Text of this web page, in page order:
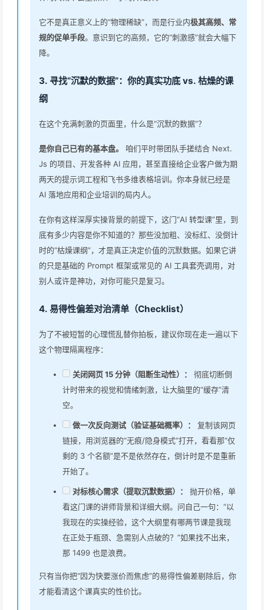
它不是真正意义上的“物理稀缺”，而是行业内极其高频、常
规的促单手段。意识到它的高频，它的“刺激感”就会大幅下
降。
3. 寻找“沉默的数据”：你的真实功底 vs. 枯燥的课
纲
在这个充满刺激的页面里，什么是“沉默的数据”？
是你自己已有的基本盘。
咱们平时带团队手搓结合 Next.
Js 的项目、开发各种 AI 应用，甚至直接给企业客户做为期
两天的提示词工程和飞书多维表格培训。你本身就已经是
AI 落地应用和企业培训的局内人。
在你有这样深厚实操背景的前提下，这门“AI 转型课”里，到
底有多少内容是你不知道的？那些没加粗、没标红、没倒计
时的“枯燥课纲”，才是真正决定价值的沉默数据。如果它讲
的只是基础的 Prompt 框架或常见的 AI 工具套壳调用，对
别人或许是神功，对你可能只是复习。
4. 易得性偏差对治清单（Checklist）
为了不被短暂的心理慌乱替你拍板，建议你现在走一遍以下
这个物理隔离程序：
关闭网页 15 分钟（阻断生动性）：
彻底切断倒
计时带来的视觉和情绪刺激，让大脑里的“缓存”清
空。
做一次反向测试（验证基础概率）：
复制该网页
链接，用浏览器的“无痕/隐身模式”打开，看看那“仅
剩的 3 个名额”是不是依然存在，倒计时是不是重新
开始了。
对标核心需求（提取沉默数据）：
抛开价格，单
看这门课的讲师背景和详细大纲。问自己一句：“以
我现在的实操经验，这个大纲里有哪两节课是我现
在正处于瓶颈、急需别人点破的？”如果找不出来，
那 1499 也是浪费。
只有当你把“因为快要涨价而焦虑”的易得性偏差剔除后，你
才能看清这个课真实的性价比。